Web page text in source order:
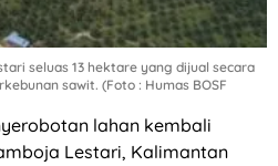
seluas 13 hektare yang dijual secara
sawit. (Foto : Humas BOSF
lahan kembali
Lestari, Kalimantan